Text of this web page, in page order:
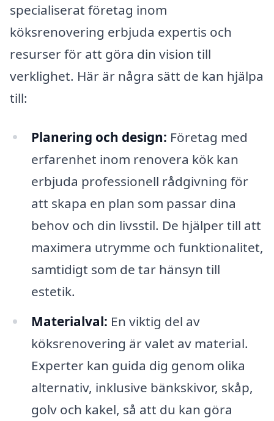
specialiserat företag inom
köksrenovering erbjuda expertis och
resurser för att göra din vision till
verklighet. Här är några sätt de kan hjälpa
till:
Planering och design: Företag med
erfarenhet inom renovera kök kan
erbjuda professionell rådgivning för
att skapa en plan som passar dina
behov och din livsstil. De hjälper till att
maximera utrymme och funktionalitet,
samtidigt som de tar hänsyn till
estetik.
Materialval: En viktig del av
köksrenovering är valet av material.
Experter kan guida dig genom olika
alternativ, inklusive bänkskivor, skåp,
golv och kakel, så att du kan göra